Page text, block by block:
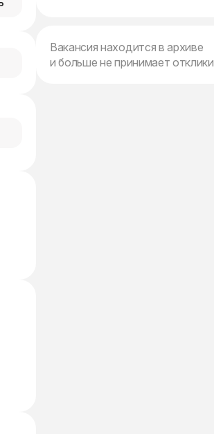
Вакансия находится в архиве
и больше не принимает отклики